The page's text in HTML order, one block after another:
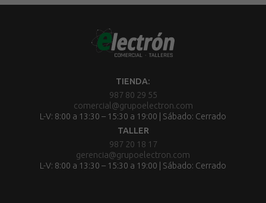
TIENDA:
987 80 29 55
comercial@grupoelectron.com
L-V: 8:00 a 13:30 – 15:30 a 19:00 | Sábado: Cerrado
TALLER
987 20 18 17
gerencia@grupoelectron.com
L-V: 8:00 a 13:30 – 15:30 a 19:00 | Sábado: Cerrado